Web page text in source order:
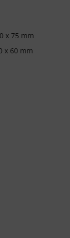
x 75 mm
x 60 mm